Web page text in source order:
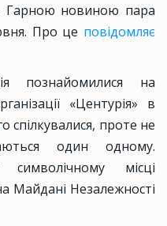
Гарною новиною пара
Про це повідомляє
познайомилися на
«Центурія» в
спілкувалися, проте не
один одному.
місці
Майдані Незалежності